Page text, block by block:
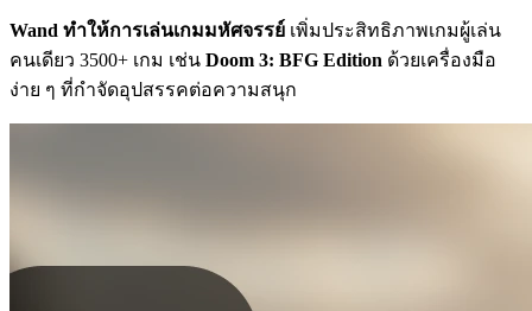
Wand ทำให้การเล่นเกมมหัศจรรย์ เพิ่มประสิทธิภาพเกมผู้เล่น
คนเดียว 3500+ เกม เช่น Doom 3: BFG Edition ด้วยเครื่องมือ
ง่าย ๆ ที่กำจัดอุปสรรคต่อความสนุก